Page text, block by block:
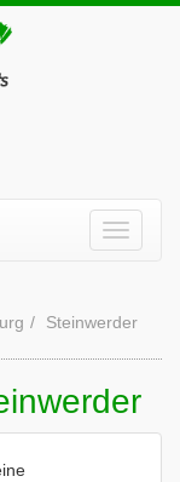
Steinwerder